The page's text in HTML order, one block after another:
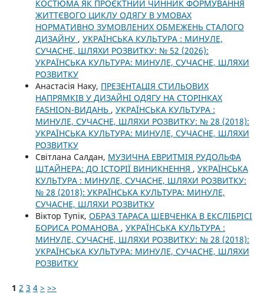
КОСТЮМА ЯК ПРОЄКТНИЙ ЧИННИК ФОРМУВАННЯ
ЖИТТЄВОГО ЦИКЛУ ОДЯГУ В УМОВАХ
НОРМАТИВНО ЗУМОВЛЕНИХ ОБМЕЖЕНЬ СТАЛОГО
ДИЗАЙНУ , УКРАЇНСЬКА КУЛЬТУРА : МИНУЛЕ,
СУЧАСНЕ, ШЛЯХИ РОЗВИТКУ: № 52 (2026):
УКРАЇНСЬКА КУЛЬТУРА: МИНУЛЕ, СУЧАСНЕ, ШЛЯХИ
РОЗВИТКУ
Анастасія Наку, ПРЕЗЕНТАЦІЯ СТИЛЬОВИХ
НАПРЯМКІВ У ДИЗАЙНІ ОДЯГУ НА СТОРІНКАХ
FASHION-ВИДАНЬ , УКРАЇНСЬКА КУЛЬТУРА :
МИНУЛЕ, СУЧАСНЕ, ШЛЯХИ РОЗВИТКУ: № 28 (2018):
УКРАЇНСЬКА КУЛЬТУРА: МИНУЛЕ, СУЧАСНЕ, ШЛЯХИ
РОЗВИТКУ
Світлана Салдан, МУЗИЧНА ЕВРИТМІЯ РУДОЛЬФА
ШТАЙНЕРА: ДО ІСТОРІЇ ВИНИКНЕННЯ , УКРАЇНСЬКА
КУЛЬТУРА : МИНУЛЕ, СУЧАСНЕ, ШЛЯХИ РОЗВИТКУ:
№ 28 (2018): УКРАЇНСЬКА КУЛЬТУРА: МИНУЛЕ,
СУЧАСНЕ, ШЛЯХИ РОЗВИТКУ
Віктор Тупік, ОБРАЗ ТАРАСА ШЕВЧЕНКА В ЕКСЛІБРІСІ
БОРИСА РОМАНОВА , УКРАЇНСЬКА КУЛЬТУРА :
МИНУЛЕ, СУЧАСНЕ, ШЛЯХИ РОЗВИТКУ: № 28 (2018):
УКРАЇНСЬКА КУЛЬТУРА: МИНУЛЕ, СУЧАСНЕ, ШЛЯХИ
РОЗВИТКУ
1 2 3 4 > >>